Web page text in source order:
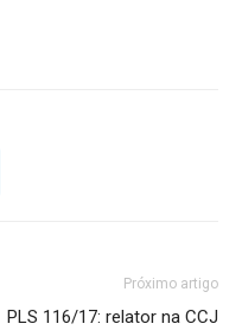
Próximo artigo
PLS 116/17: relator na CCJ